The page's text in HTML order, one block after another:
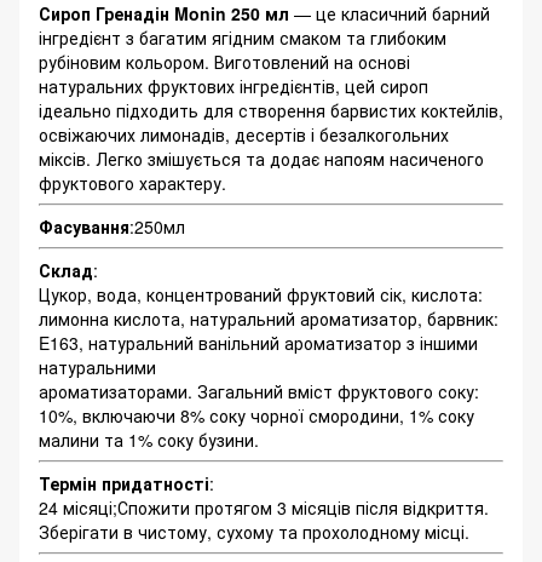
Сироп Гренадін Monin 250 мл — це класичний барний
інгредієнт з багатим ягідним смаком та глибоким
рубіновим кольором. Виготовлений на основі
натуральних фруктових інгредієнтів, цей сироп
ідеально підходить для створення барвистих коктейлів,
освіжаючих лимонадів, десертів і безалкогольних
міксів. Легко змішується та додає напоям насиченого
фруктового характеру.
Фасування:250мл
Склад:
Цукор, вода, концентрований фруктовий сік, кислота:
лимонна кислота, натуральний ароматизатор, барвник:
E163, натуральний ванільний ароматизатор з іншими
натуральними
ароматизаторами. Загальний вміст фруктового соку:
10%, включаючи 8% соку чорної смородини, 1% соку
малини та 1% соку бузини.
Термін придатності:
24 місяці;Спожити протягом 3 місяців після відкриття.
Зберігати в чистому, сухому та прохолодному місці.